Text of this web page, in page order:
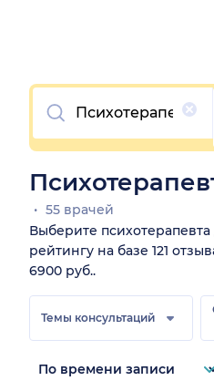
Очистить
55 врачей
Выберите
рейтингу на базе 121
6900 руб..
Темы консультаций